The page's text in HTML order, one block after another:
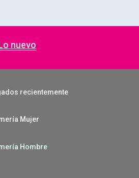
nuevo
recientemente
Mujer
Hombre